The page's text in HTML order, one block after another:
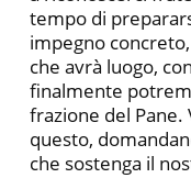
tempo di
impegno
che avrà luogo,
finalmente
frazione del
questo,
che sostenga il